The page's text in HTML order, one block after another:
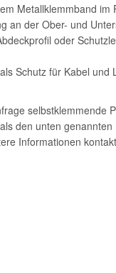
Metallklemmband im
an der Ober- und
oder
Schutz für Kabel und
selbstklemmende
den unten genannten
Informationen